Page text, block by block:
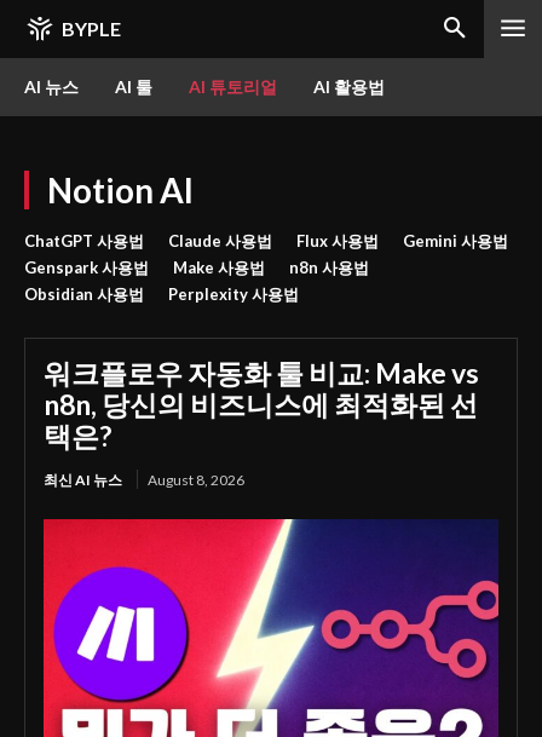
BYPLE
AI 뉴스 AI 툴 AI 튜토리얼 AI 활용법
Notion AI
ChatGPT 사용법 Claude 사용법 Flux 사용법
Gemini 사용법
Genspark 사용법
Make 사용법
n8n 사용법
Obsidian 사용법
Perplexity 사용법
워크플로우 자동화 툴 비교: Make vs
n8n, 당신의 비즈니스에 최적화된 선
택은?
최신 AI 뉴스 August 8, 2026